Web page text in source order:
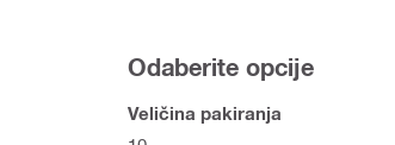
Odaberite opcije
Veličina pakiranja